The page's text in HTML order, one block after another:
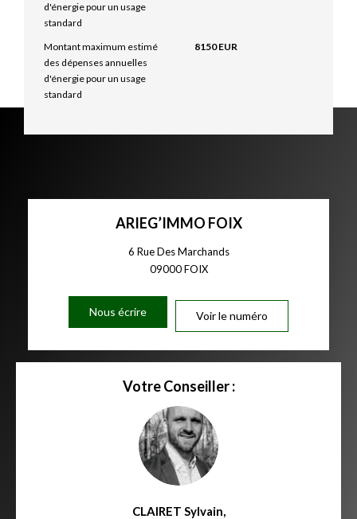
d'énergie pour un usage
standard
Montant maximum estimé
des dépenses annuelles
d'énergie pour un usage
standard
8150 EUR
ARIEG’IMMO FOIX
6 Rue Des Marchands
09000FOIX
Nous écrire Voir le numéro
Votre Conseiller :
CLAIRET Sylvain,